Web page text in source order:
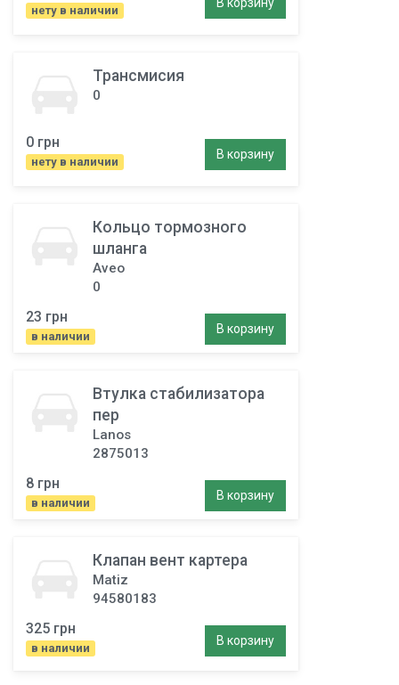
нету в наличии
Трансмисия
0
0 грн
нету в наличии
В корзину
Кольцо тормозного
шланга
Aveo
0
23 грн
в наличии
В корзину
Втулка стабилизатора
пер
Lanos
2875013
8 грн
в наличии
В корзину
Клапан вент картера
Matiz
94580183
325 грн
в наличии
В корзину